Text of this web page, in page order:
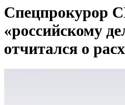
Спецпрокурор
«российскому
отчитался о